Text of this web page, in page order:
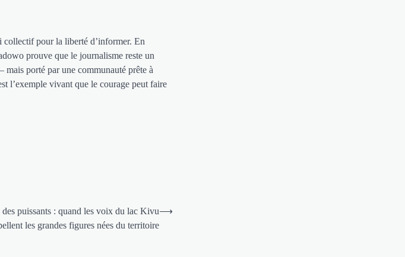
collectif pour la liberté d’informer. En
prouve que le journalisme reste un
porté par une communauté prête à
l’exemple vivant que le courage peut faire
puissants : quand les voix du lac Kivu
les grandes figures nées du territoire
⟶